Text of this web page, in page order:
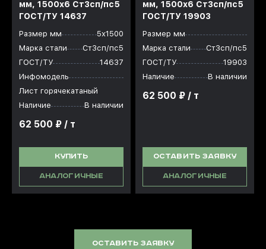
мм, 1500x6 Ст3сп/пс5
ГОСТ/ТУ 14637
Размер мм
5х1500
Марка стали
Ст3сп/пс5
ГОСТ/ТУ
14637
Инфомодель
Лист горячекатаный
Наличие
В наличии
62 500 ₽ / т
КУПИТЬ
АНАЛОГИЧНЫЕ
мм, 1500x6 Ст3сп/пс5
ГОСТ/ТУ 19903
Размер мм
Марка стали
Ст3сп/пс5
ГОСТ/ТУ
19903
Наличие
В наличии
62 500 ₽ / т
ОСТАВИТЬ ЗАЯВКУ
АНАЛОГИЧНЫЕ
оставить заявку